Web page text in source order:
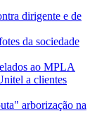
dirigente e de
da sociedade
ao MPLA
a clientes
arborização na